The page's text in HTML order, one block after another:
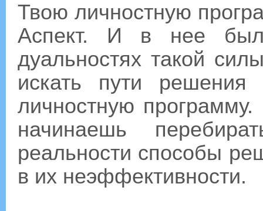
Твою личностную
Аспект. И в нее
дуальностях такой
искать пути
личностную
начинаешь
реальности способы
в их неэффективности.